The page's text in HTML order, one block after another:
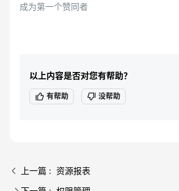
成为第一个赞同者
以上内容是否对您有帮助？
有帮助 没帮助
上一篇 : 资源报表